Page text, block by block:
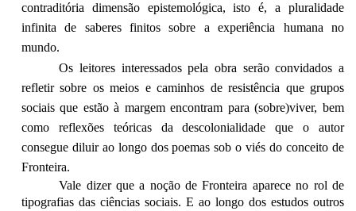
contraditória dimensão epistemológica, isto é, a pluralidade
infinita de saberes finitos sobre a experiência humana no
mundo.
Os leitores interessados pela obra serão convidados a
refletir sobre os meios e caminhos de resistência que grupos
sociais que estão à margem encontram para (sobre)viver, bem
como reflexões teóricas da descolonialidade que o autor
consegue diluir ao longo dos poemas sob o viés do conceito de
Fronteira.
Vale dizer que a noção de Fronteira aparece no rol de
tipografias das ciências sociais. E ao longo dos estudos outros